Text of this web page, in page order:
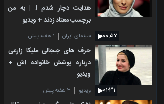
۰۰:۵۷
هدایت دچار شدم ! | به من
برچسب معتاد زدند + ویدیو
سینمای ایران ۱ هفته پیش
۰۱:۳۱
حرف های جنجالی ملیکا زارعی
درباره پوشش خانواده اش +
ویدیو
ویدیو ۳ هفته پیش